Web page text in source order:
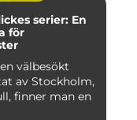
serier: En
för
välbesökt
av Stockholm,
finner man en